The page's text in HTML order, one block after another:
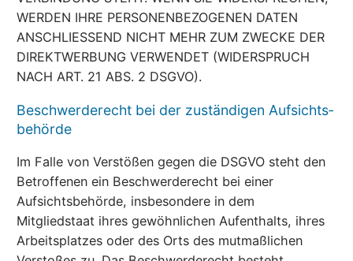
WERDEN IHRE PERSONENBEZOGENEN DATEN
ANSCHLIESSEND NICHT MEHR ZUM ZWECKE DER
DIREKTWERBUNG VERWENDET (WIDERSPRUCH
NACH ART. 21 ABS. 2 DSGVO).
Beschwerde­recht bei der zuständigen Aufsichts­
behörde
Im Falle von Verstößen gegen die DSGVO steht den
Betroffenen ein Beschwerderecht bei einer
Aufsichtsbehörde, insbesondere in dem
Mitgliedstaat ihres gewöhnlichen Aufenthalts, ihres
Arbeitsplatzes oder des Orts des mutmaßlichen